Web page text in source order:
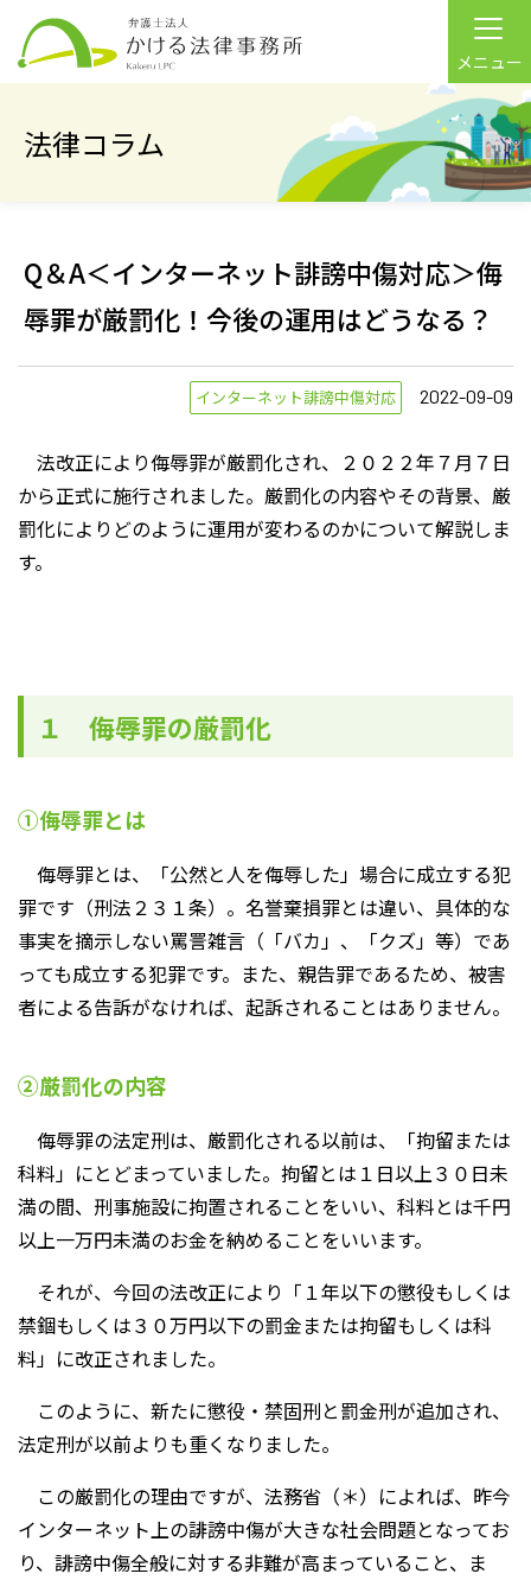
メニュー
法律コラム
Q＆A＜インターネット誹謗中傷対応＞侮
辱罪が厳罰化！今後の運用はどうなる？
インターネット誹謗中傷対応 2022-09-09
法改正により侮辱罪が厳罰化され、２０２２年７月７日
から正式に施行されました。厳罰化の内容やその背景、厳
罰化によりどのように運用が変わるのかについて解説しま
す。
１ 侮辱罪の厳罰化
①侮辱罪とは
侮辱罪とは、「公然と人を侮辱した」場合に成立する犯
罪です（刑法２３１条）。名誉棄損罪とは違い、具体的な
事実を摘示しない罵詈雑言（「バカ」、「クズ」等）であ
っても成立する犯罪です。また、親告罪であるため、被害
者による告訴がなければ、起訴されることはありません。
②厳罰化の内容
侮辱罪の法定刑は、厳罰化される以前は、「拘留または
科料」にとどまっていました。拘留とは１日以上３０日未
満の間、刑事施設に拘置されることをいい、科料とは千円
以上一万円未満のお金を納めることをいいます。
それが、今回の法改正により「 １年以下の懲役もしくは
禁錮もしくは３０万円以下の罰金または拘留もしくは科
料」に改正されました。
このように、新たに懲役・禁固刑と罰金刑が追加され、
法定刑が以前よりも重くなりました。
この厳罰化の理由ですが、法務省（＊）によれば、昨今
インターネット上の誹謗中傷が大きな社会問題となってお
り、誹謗中傷全般に対する非難が高まっていること、ま